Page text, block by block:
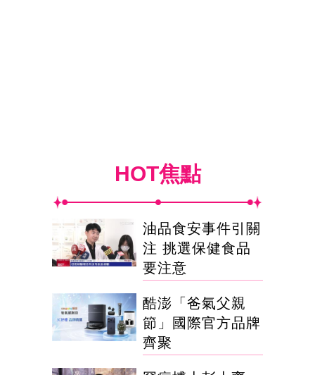
HOT焦點
油品食安事件引關
注 挑選保健食品
要注意
酷澎「爸氣父親
節」國際官方品牌
齊聚